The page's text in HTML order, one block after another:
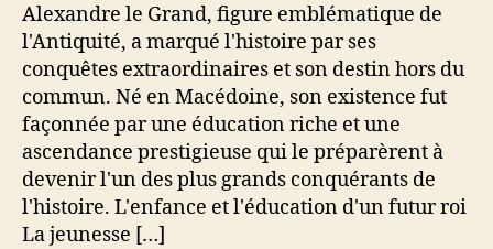
Alexandre le Grand, figure emblématique de
l'Antiquité, a marqué l'histoire par ses
conquêtes extraordinaires et son destin hors du
commun. Né en Macédoine, son existence fut
façonnée par une éducation riche et une
ascendance prestigieuse qui le préparèrent à
devenir l'un des plus grands conquérants de
l'histoire. L'enfance et l'éducation d'un futur roi
La jeunesse […]